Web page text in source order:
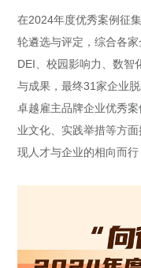
在2024年度优秀案例征
轮遴选与评定，综合各
DEI、校园影响力、数智
与成果，最终31家企业
卓越雇主品牌企业优秀
业文化、实践举措等方
现人才与企业的相向而行